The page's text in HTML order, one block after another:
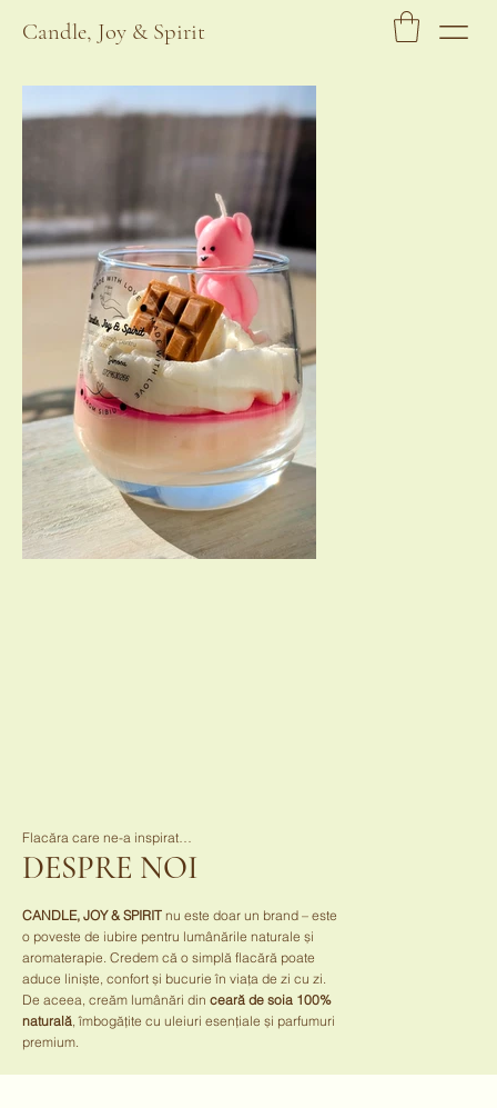
Candle, Joy & Spirit
Flacăra care ne-a inspirat…
DESPRE NOI
CANDLE, JOY & SPIRIT nu este doar un brand – este
o poveste de iubire pentru lumânările naturale și
aromaterapie. Credem că o simplă flacără poate
aduce liniște, confort și bucurie în viața de zi cu zi.
De aceea, creăm lumânări din ceară de soia 100%
naturală, îmbogățite cu uleiuri esențiale și parfumuri
premium.